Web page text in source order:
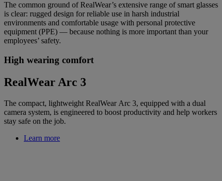
The common ground of RealWear’s extensive range of smart glasses
is clear: rugged design for reliable use in harsh industrial
environments and comfortable usage with personal protective
equipment (PPE) — because nothing is more important than your
employees’ safety.
High wearing comfort
RealWear Arc 3
The compact, lightweight RealWear Arc 3, equipped with a dual
camera system, is engineered to boost productivity and help workers
stay safe on the job.
Learn more